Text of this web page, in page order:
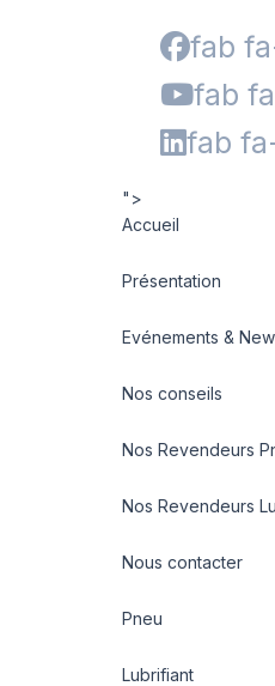
fab
fab
fab
">
Accueil
Présentation
Evénements &
Nos conseils
Nos Revendeurs
Nos Revendeurs
Nous contacter
Pneu
Lubrifiant